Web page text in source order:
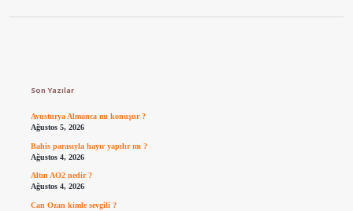
Son Yazılar
Avusturya Almanca mı konuşur ?
Ağustos 5, 2026
Bahis parasıyla hayır yapılır mı ?
Ağustos 4, 2026
Altın AO2 nedir ?
Ağustos 4, 2026
Can Ozan kimle sevgili ?